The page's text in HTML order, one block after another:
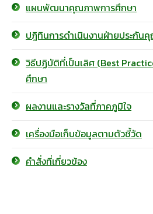
แผนพัฒนาคุณภาพการศึกษา
ปฎิทินการดำเนินงานฝ่ายประกัน
วิธีปฏิบัติที่เป็นเลิศ (Best
ศึกษา
ผลงานและรางวัลที่ภาคภูมิใจ
เครื่องมือเก็บข้อมูลตามตัวชี้วัด
คำสั่งที่เกี่ยวข้อง